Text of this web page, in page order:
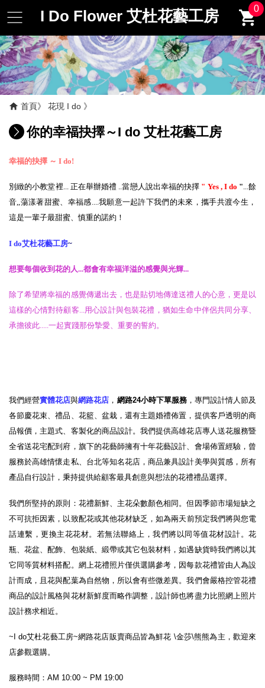
I Do Flower 艾杜花藝工房 0
首頁 花現 I do
你的幸福抉擇～I do 艾杜花藝工房
幸福的抉擇 ～ I do!
別緻的小教堂裡... 正在舉辦婚禮 ..當戀人說出幸福的抉擇 " Yes , I do "...餘
音,,蕩漾著甜蜜、幸福感....我願意一起許下我們的未來，攜手共渡今生，
這是一輩子最甜蜜、慎重的諾約！
I do艾杜花藝工房~
想要每個收到花的人...都會有幸福洋溢的感覺與光輝...
除了希望將幸福的感覺傳遞出去，也是貼切地傳達送禮人的心意，更是以
這樣的心情對待顧客...用心設計與包裝花禮，猶如生命中伴侶共同分享、
承擔彼此.....一起實踐那份摯愛、重要的誓約。
我們經營實體花店與網路花店 ， 網路24小時下單服務，專門設計情人節及
各節慶花束、禮品、花籃、盆栽，還有主題婚禮佈置，提供客戶透明的商
品報價，主題式、客製化的商品設計。我們提供高雄花店專人送花服務暨
全省送花宅配到府，旗下的花藝師擁有十年花藝設計、會場佈置經驗，曾
服務於高雄情懷走私、台北等知名花店，商品兼具設計美學與質感，所有
產品自行設計，秉持提供給顧客最具創意與想法的花禮禮品選擇。
我們所堅持的原則：花禮新鮮、主花朵數顏色相同。但因季節市場短缺之
不可抗拒因素，以致配花或其他花材缺乏 ，如為兩天前預定我們將與您電
話連繫，更換主花花材。若無法聯絡上，我們將以同等值花材設計 。花
瓶、花盆、配飾、包裝紙、緞帶或其它包裝材料，如遇缺貨時我們將以其
它同等質材料搭配。 網上花禮照片僅供選購參考，因每款花禮皆由人為設
計而成，且花與配葉為自然物，所以會有些微差異。我們會嚴格控管花禮
商品的設計風格與花材新鮮度而略作調整，設計師也將盡力比照網上照片
設計務求相近。
~I do艾杜花藝工房~網路花店販賣商品皆為鮮花 \金莎\熊熊為主，歡迎來
店參觀選購。
服務時間：AM 10:00 ~ PM 19:00